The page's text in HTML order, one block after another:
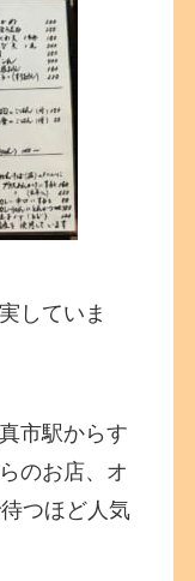
していま
市駅からす
のお店、オ
つほど人気